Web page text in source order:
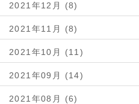
2021年12月 (8)
2021年11月 (8)
2021年10月 (11)
2021年09月 (14)
2021年08月 (6)